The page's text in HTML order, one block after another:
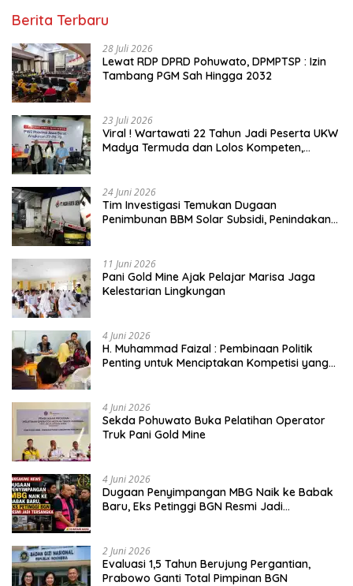
Berita Terbaru
28 Juli 2026
Lewat RDP DPRD Pohuwato, DPMPTSP : Izin
Tambang PGM Sah Hingga 2032
23 Juli 2026
Viral ! Wartawati 22 Tahun Jadi Peserta UKW
Madya Termuda dan Lolos Kompeten,
24 Juni 2026
Tim Investigasi Temukan Dugaan
Penimbunan BBM Solar Subsidi, Penindakan
11 Juni 2026
Pani Gold Mine Ajak Pelajar Marisa Jaga
Kelestarian Lingkungan
4 Juni 2026
H. Muhammad Faizal : Pembinaan Politik
Penting untuk Menciptakan Kompetisi yang
4 Juni 2026
Sekda Pohuwato Buka Pelatihan Operator
Truk Pani Gold Mine
4 Juni 2026
Dugaan Penyimpangan MBG Naik ke Babak
Baru, Eks Petinggi BGN Resmi Jadi
2 Juni 2026
Evaluasi 1,5 Tahun Berujung Pergantian,
Prabowo Ganti Total Pimpinan BGN